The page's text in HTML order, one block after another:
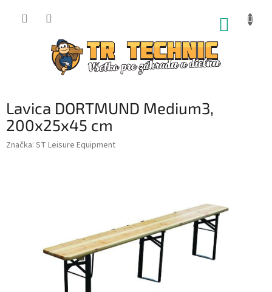
Lavica DORTMUND Medium3,
200x25x45 cm
Značka: ST Leisure Equipment